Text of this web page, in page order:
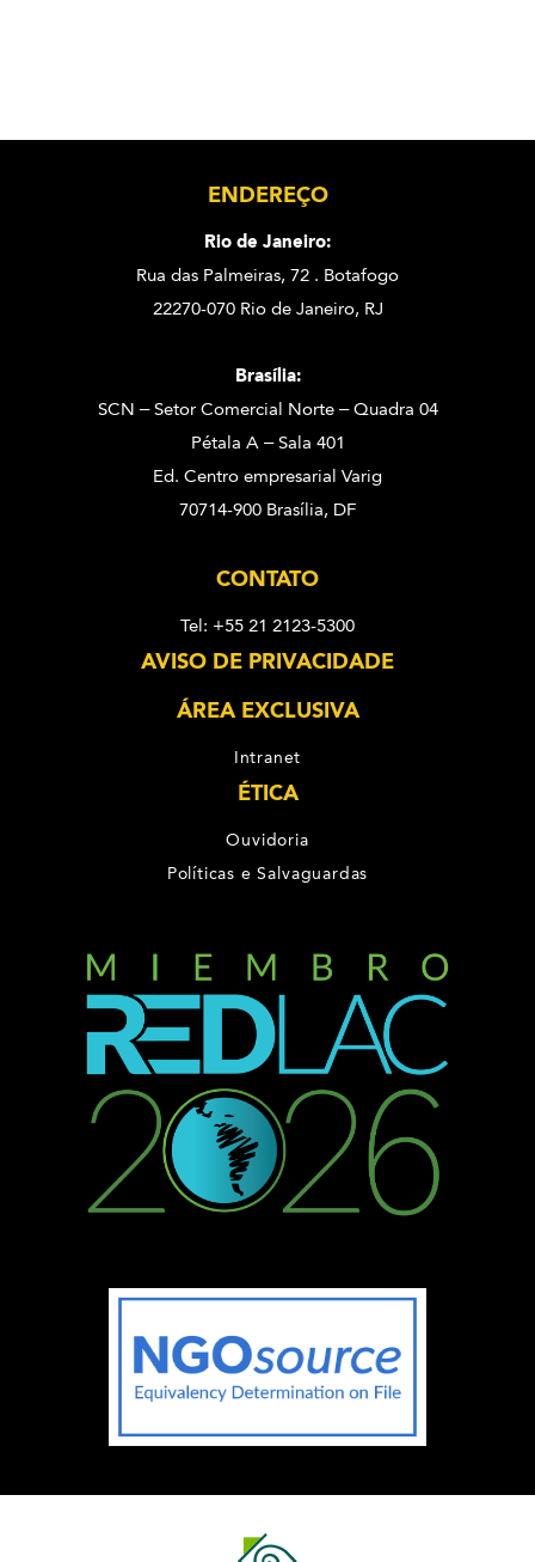
ENDEREÇO
Rio de Janeiro:
Rua das Palmeiras, 72 . Botafogo
22270-070 Rio de Janeiro, RJ
Brasília:
SCN – Setor Comercial Norte – Quadra 04
Pétala A – Sala 401
Ed. Centro empresarial Varig
70714-900 Brasília, DF
CONTATO
Tel: +55 21 2123-5300
AVISO DE PRIVACIDADE
ÁREA EXCLUSIVA
Intranet
ÉTICA
Ouvidoria
Políticas e Salvaguardas